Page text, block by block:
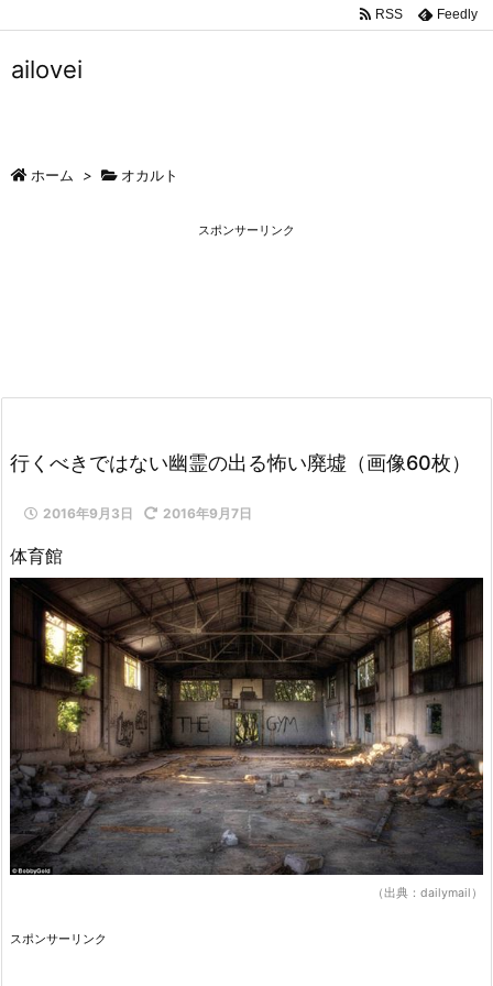
RSS Feedly
ailovei
ホーム > オカルト
スポンサーリンク
行くべきではない幽霊の出る怖い廃墟（画像60枚）
2016年9月3日 2016年9月7日
体育館
（出典：dailymail）
スポンサーリンク